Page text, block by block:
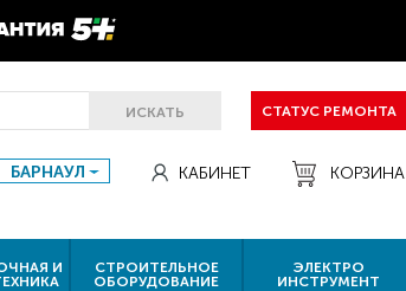
ИСКАТЬ СТАТУС РЕМОНТА
БАРНАУЛ КАБИНЕТ КОРЗИНА
И
СТРОИТЕЛЬНОЕ
ОБОРУДОВАНИЕ
ЭЛЕКТРО
ИНСТРУМЕНТ